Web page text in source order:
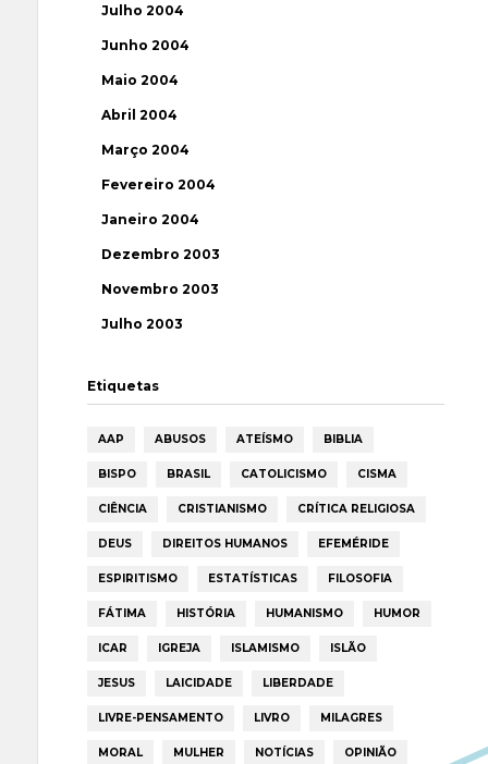
Julho 2004
Junho 2004
Maio 2004
Abril 2004
Março 2004
Fevereiro 2004
Janeiro 2004
Dezembro 2003
Novembro 2003
Julho 2003
Etiquetas
AAP ABUSOS ATEÍSMO BIBLIA
BISPO BRASIL CATOLICISMO CISMA
CIÊNCIA CRISTIANISMO CRÍTICA RELIGIOSA
DEUS DIREITOS HUMANOS EFEMÉRIDE
ESPIRITISMO ESTATÍSTICAS FILOSOFIA
FÁTIMA HISTÓRIA HUMANISMO HUMOR
ICAR IGREJA ISLAMISMO ISLÃO
JESUS LAICIDADE LIBERDADE
LIVRE-PENSAMENTO LIVRO MILAGRES
MORAL MULHER NOTÍCIAS OPINIÃO